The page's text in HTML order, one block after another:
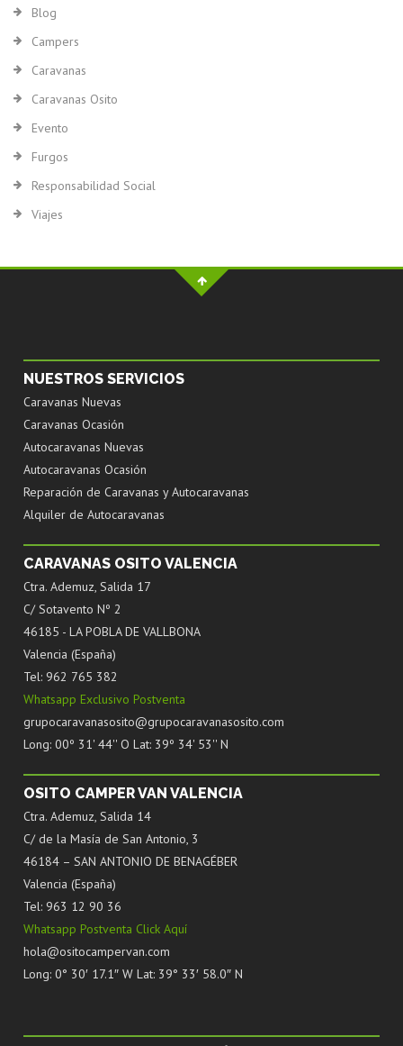
Blog
Campers
Caravanas
Caravanas Osito
Evento
Furgos
Responsabilidad Social
Viajes
NUESTROS SERVICIOS
Caravanas Nuevas
Caravanas Ocasión
Autocaravanas Nuevas
Autocaravanas Ocasión
Reparación de Caravanas y Autocaravanas
Alquiler de Autocaravanas
CARAVANAS OSITO VALENCIA
Ctra. Ademuz, Salida 17
C/ Sotavento Nº 2
46185 - LA POBLA DE VALLBONA
Valencia (España)
Tel: 962 765 382
Whatsapp Exclusivo Postventa
grupocaravanasosito@grupocaravanasosito.com
Long: 00º 31' 44'' O Lat: 39º 34' 53'' N
OSITO CAMPER VAN VALENCIA
Ctra. Ademuz, Salida 14
C/ de la Masía de San Antonio, 3
46184 – SAN ANTONIO DE BENAGÉBER
Valencia (España)
Tel: 963 12 90 36
Whatsapp Postventa Click Aquí
hola@ositocampervan.com
Long: 0° 30′ 17.1″ W Lat: 39° 33′ 58.0″ N